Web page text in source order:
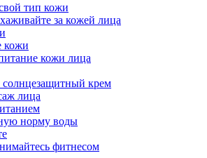
тип кожи
за кожей лица
кожи
кожи лица
солнцезащитный крем
лица
норму воды
фитнесом